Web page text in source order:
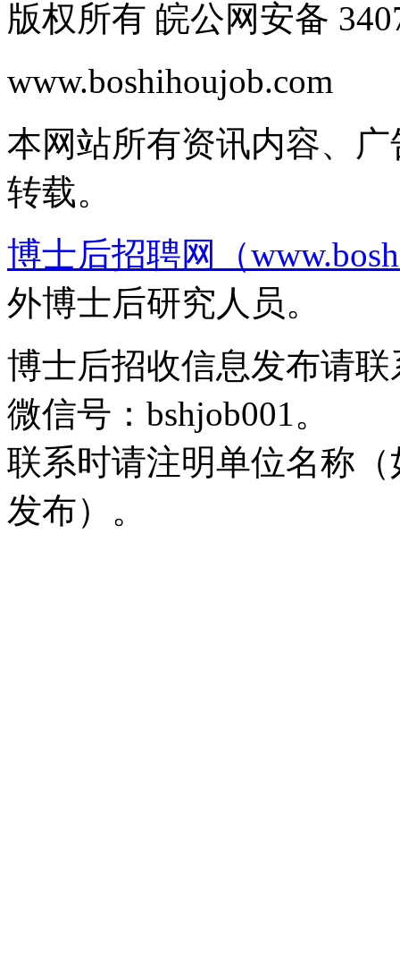
版权所有 皖公网安备
www.boshihoujob.com
本网站所有资讯内容、
转载。
博士后招聘网（
外博士后研究人员。
博士后招收信息发布请联
微信号：bshjob001。
联系时请注明单位名称
发布）。